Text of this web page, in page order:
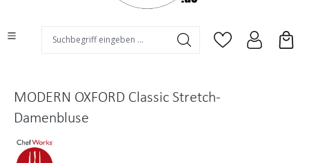
MODERN OXFORD Classic Stretch-
Damenbluse